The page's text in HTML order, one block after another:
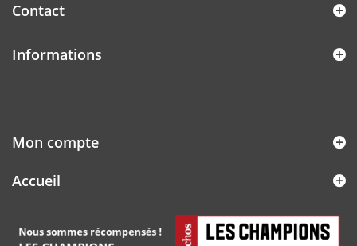
Contact
Informations
Mon compte
Accueil